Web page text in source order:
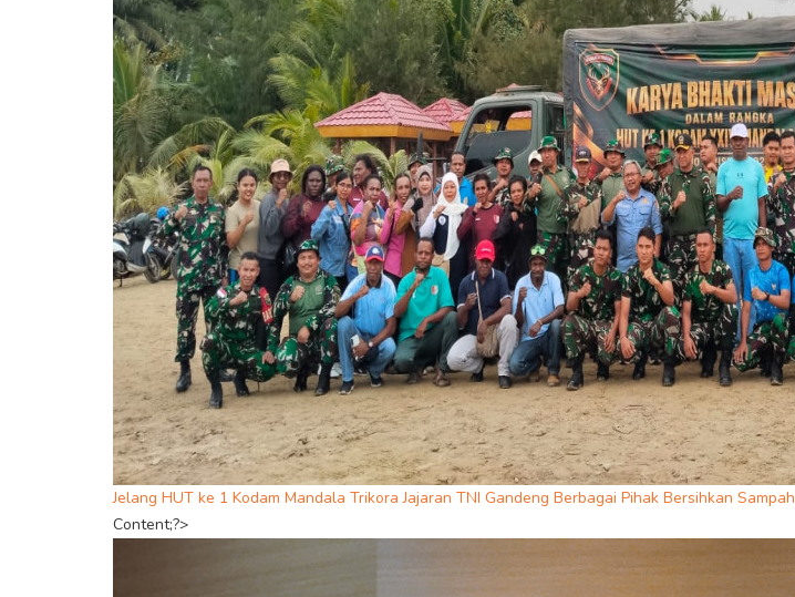
Jelang HUT ke 1 Kodam Mandala Trikora Jajaran TNI Gandeng Berbagai Pihak Bersihkan Sampah
Content;?>